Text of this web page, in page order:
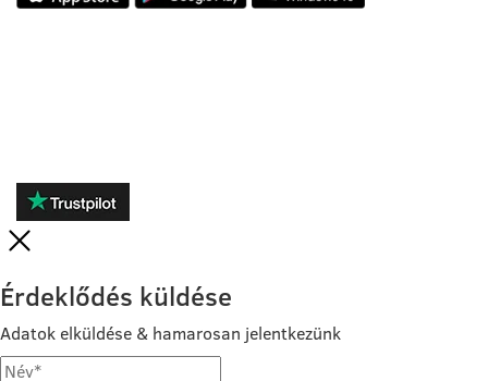
Érdeklődés küldése
Adatok elküldése & hamarosan jelentkezünk